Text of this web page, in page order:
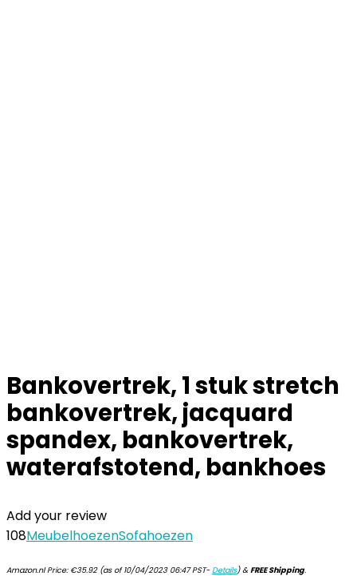
Bankovertrek, 1 stuk stretch
bankovertrek, jacquard
spandex, bankovertrek,
waterafstotend, bankhoes
Add your review
108MeubelhoezenSofahoezen
Amazon.nl Price: €35.92(as of 10/04/2023 06:47 PST-Details)&FREE Shipping.